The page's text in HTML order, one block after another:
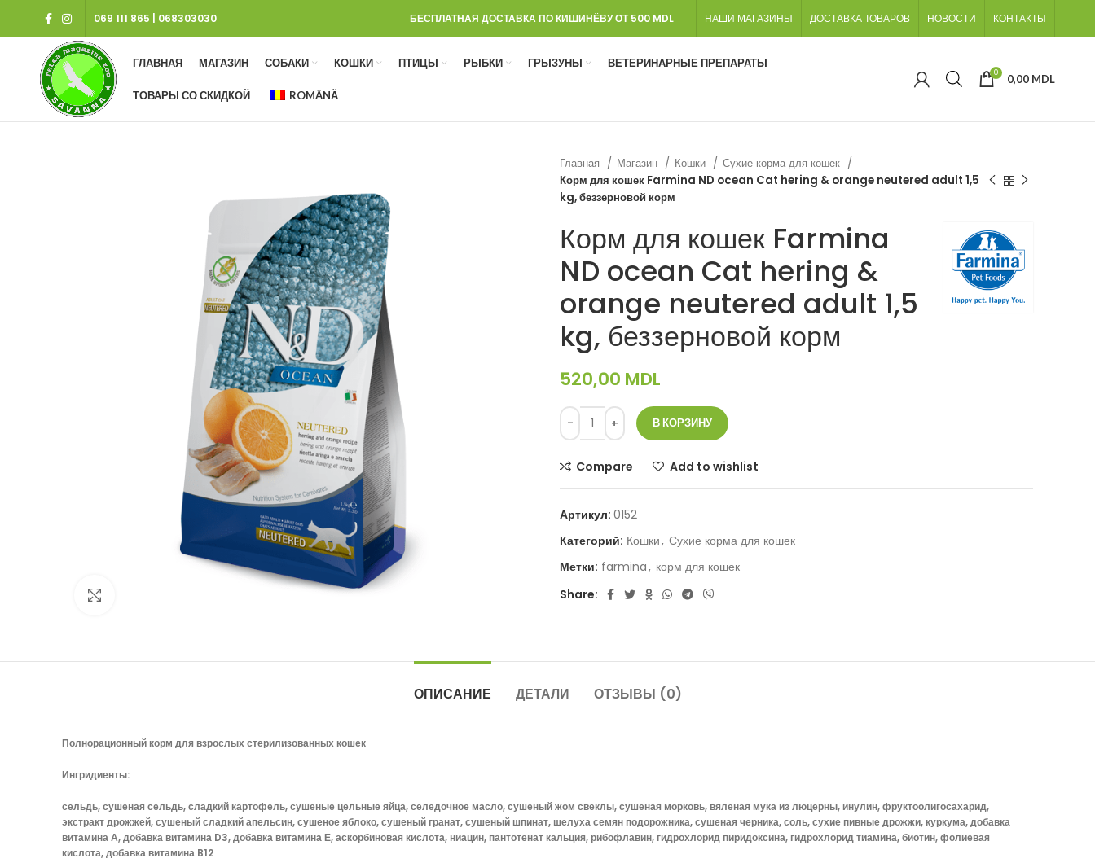
069 111 865 068303030 БЕСПЛАТНАЯ ДОСТАВКА ПО КИШИНЁВУ ОТ 500 MDL НАШИ МАГАЗИНЫ ДОСТАВКА ТОВАРОВ НОВОСТИ КОНТАКТЫ
ГЛАВНАЯ МАГАЗИН СОБАКИ КОШКИ ПТИЦЫ РЫБКИ ГРЫЗУНЫ ВЕТЕРИНАРНЫЕ ПРЕПАРАТЫ
ТОВАРЫ СО СКИДКОЙ ROMÂNĂ
0 0,00 MDL
Главная Магазин Кошки
Сухие корма для кошек
Корм для кошек Farmina ND ocean Cat hering & orange neutered adult 1,5
kg, беззерновой корм
Корм для кошек Farmina
ND ocean Cat hering &
orange neutered adult 1,5
kg, беззерновой корм
520,00 MDL
В КОРЗИНУ
Compare Add to wishlist
Артикул: 0152
Категорий: Кошки, Сухие корма для кошек
Метки: farmina, корм для кошек
Share:
ОПИСАНИЕ ДЕТАЛИ ОТЗЫВЫ (0)
Полнорационный корм для взрослых стерилизованных кошек
Ингридиенты:
сельдь, сушеная сельдь, сладкий картофель, сушеные цельные яйца, селедочное масло, сушеный жом свеклы, сушеная морковь, вяленая мука из люцерны, инулин, фруктоолигосахарид,
экстракт дрожжей, сушеный сладкий апельсин, сушеное яблоко, сушеный гранат, сушеный шпинат, шелуха семян подорожника, сушеная черника, соль, сухие пивные дрожжи, куркума, добавка
витамина А, добавка витамина D3, добавка витамина Е, аскорбиновая кислота, ниацин, пантотенат кальция, рибофлавин, гидрохлорид пиридоксина, гидрохлорид тиамина, биотин, фолиевая
кислота, добавка витамина B12